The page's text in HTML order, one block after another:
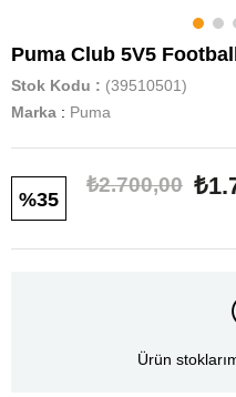
Puma Club 5V5
Stok Kodu
(39510501)
Marka : Puma
35
₺2.700,00
Ürün